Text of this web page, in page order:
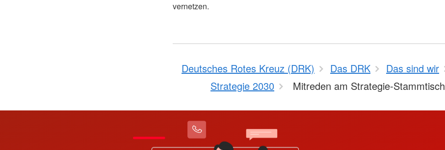
vernetzen.
Deutsches Rotes Kreuz (DRK) Das DRK Das sind wir
Strategie 2030
Mitreden am Strategie-Stammtisch